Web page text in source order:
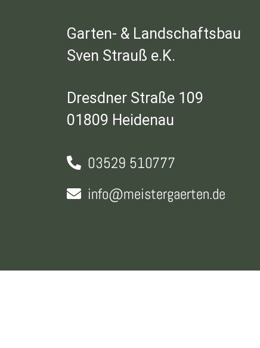
Garten- & Landschaftsbau
Sven Strauß e.K.
Dresdner Straße 109
01809 Heidenau
03529 510777
info@meistergaerten.de